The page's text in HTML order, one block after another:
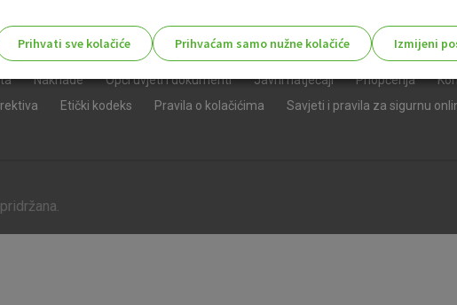
Naknade Opći uvjeti i dokumenti Javni natječaji Priopćenja
Etički kodeks Pravila o kolačićima
Savjeti i pravila za sigurnu
Prihvati sve kolačiće Prihvaćam samo nužne kolačiće
Izmijeni